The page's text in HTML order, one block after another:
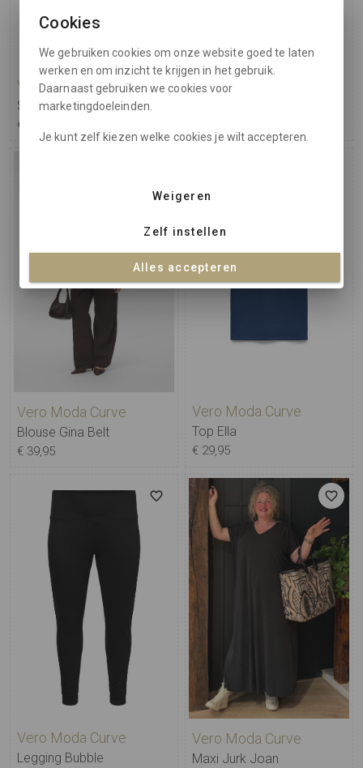
Vero Moda Curve
Small Scarf Marilyn
€ 14,95
Vero Moda Curve
Vero Moda Curve
Blouse Gina Belt
€ 39,95
Vero Moda Curve
Top Ella
€ 29,95
Vero Moda Curve
Legging Bubble
Vero Moda Curve
Maxi Jurk Joan
Cookies
We gebruiken cookies om onze website goed te laten
werken en om inzicht te krijgen in het gebruik.
Daarnaast gebruiken we cookies voor
marketingdoeleinden.
Je kunt zelf kiezen welke cookies je wilt accepteren.
Weigeren
Zelf instellen
Alles accepteren